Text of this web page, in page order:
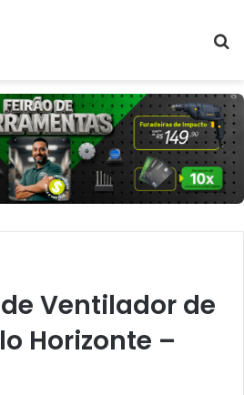
Ventilador de
Horizonte –